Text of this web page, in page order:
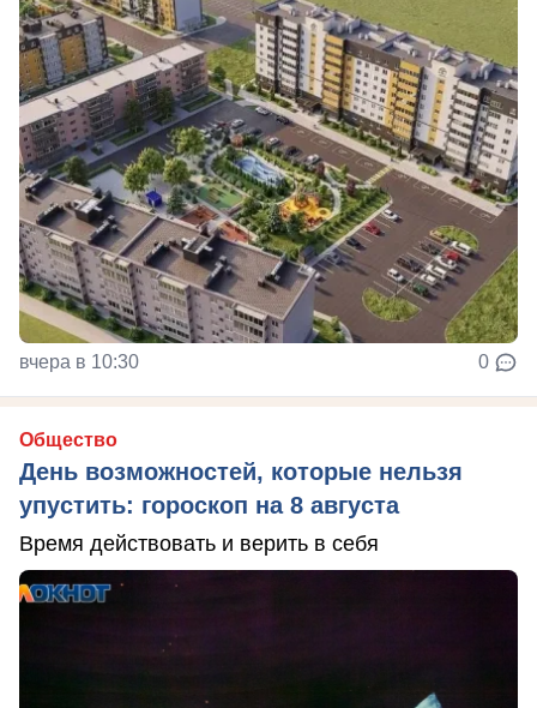
вчера в 10:30 0
Общество
День возможностей, которые нельзя
упустить: гороскоп на 8 августа
Время действовать и верить в себя